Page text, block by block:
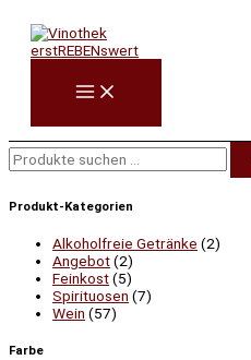
Inhalt
springen
nach:
Produkt-Kategorien
Alkoholfreie Getränke (2)
Angebot(2)
Feinkost(5)
Spirituosen (7)
Wein (57)
Farbe